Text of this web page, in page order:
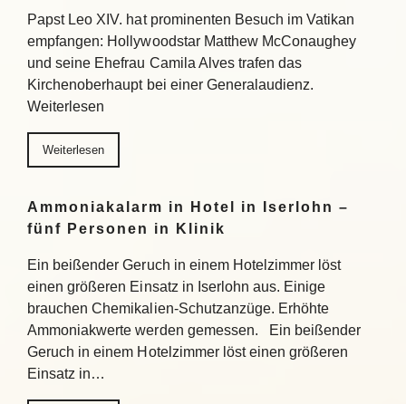
Papst Leo XIV. hat prominenten Besuch im Vatikan
empfangen: Hollywoodstar Matthew McConaughey
und seine Ehefrau Camila Alves trafen das
Kirchenoberhaupt bei einer Generalaudienz.
Weiterlesen
Weiterlesen
Ammoniakalarm in Hotel in Iserlohn –
fünf Personen in Klinik
Ein beißender Geruch in einem Hotelzimmer löst
einen größeren Einsatz in Iserlohn aus. Einige
brauchen Chemikalien-Schutzanzüge. Erhöhte
Ammoniakwerte werden gemessen. Ein beißender
Geruch in einem Hotelzimmer löst einen größeren
Einsatz in…